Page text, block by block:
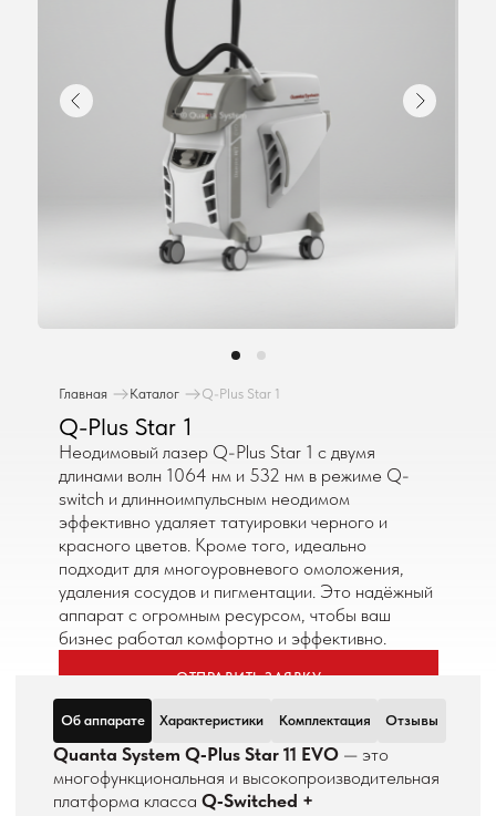
Главная Каталог Q-Plus Star 1
Q-Plus Star 1
Неодимовый лазер Q-Plus Star 1 с двумя
длинами волн 1064 нм и 532 нм в режиме Q-
switch и длинноимпульсным неодимом
эффективно удаляет татуировки черного и
красного цветов. Кроме того, идеально
подходит для многоуровневого омоложения,
удаления сосудов и пигментации. Это надёжный
аппарат с огромным ресурсом, чтобы ваш
бизнес работал комфортно и эффективно.
ОТПРАВИТЬ ЗАЯВКУ
Об аппарате Характеристики Комплектация Отзывы
Quanta System Q‑Plus Star 11 EVO — это
многофункциональная и высокопроизводительная
платформа класса Q‑Switched +